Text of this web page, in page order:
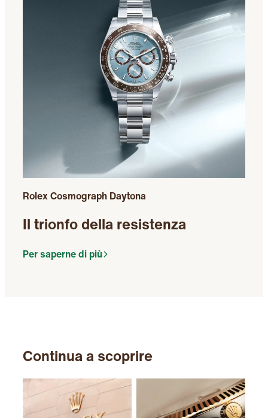
Rolex Cosmograph Daytona
Il trionfo della resistenza
Per saperne di più
Continua a scoprire